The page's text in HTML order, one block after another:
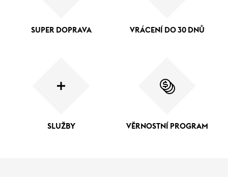
SUPER DOPRAVA VRÁCENÍ DO 30 DNŮ
SLUŽBY VĚRNOSTNÍ PROGRAM